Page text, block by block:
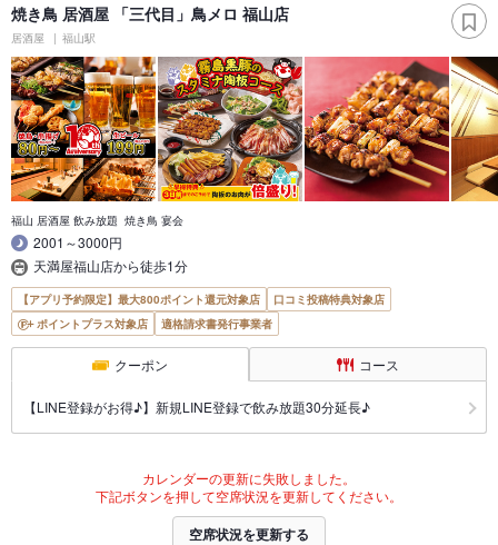
焼き鳥 居酒屋 「三代目」鳥メロ 福山店
居酒屋 福山駅
福山 居酒屋 飲み放題 焼き鳥 宴会
2001～3000円
天満屋福山店から徒歩1分
【アプリ予約限定】最大800ポイント還元対象店
口コミ投稿特典対象店
ポイントプラス対象店
適格請求書発行事業者
クーポン コース
【LINE登録がお得♪】新規LINE登録で飲み放題30分延長♪
カレンダーの更新に失敗しました。
下記ボタンを押して空席状況を更新してください。
空席状況を更新する